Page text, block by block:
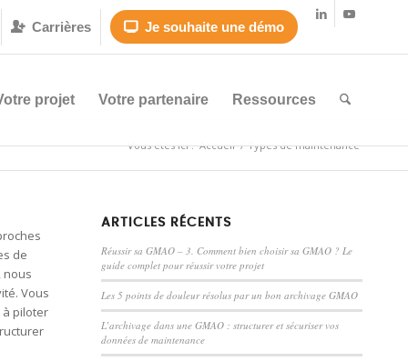
Carrières Je souhaite une démo
projet Votre partenaire Ressources
Vous êtes ici : Accueil / Types de maintenance
de
nous
Vous
à piloter
ARTICLES RÉCENTS
Réussir sa GMAO – 3. Comment bien choisir sa GMAO ? Le
guide complet pour réussir votre projet
Les 5 points de douleur résolus par un bon archivage GMAO
L’archivage dans une GMAO : structurer et sécuriser vos
données de maintenance